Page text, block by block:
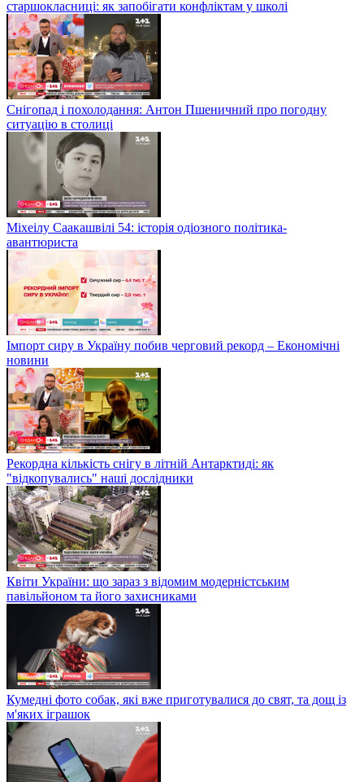
старшокласниці: як запобігати конфліктам у школі
Снігопад і похолодання: Антон Пшеничний про погодну
ситуацію в столиці
Міхеілу Саакашвілі 54: історія одіозного політика-
авантюриста
Імпорт сиру в Україну побив черговий рекорд – Економічні
новини
Рекордна кількість снігу в літній Антарктиді: як
"відкопувались" наші дослідники
Квіти України: що зараз з відомим модерністським
павільйоном та його захисниками
Кумедні фото собак, які вже приготувалися до свят, та дощ із
м'яких іграшок